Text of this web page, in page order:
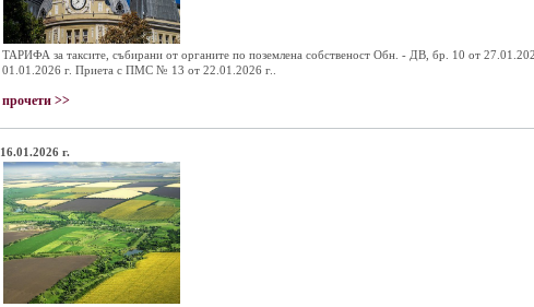
ТАРИФА за таксите, събирани от органите по поземлена собственост Обн. - ДВ, бр. 10 от
01.01.2026 г. Приета с ПМС № 13 от 22.01.2026 г..
прочети >>
16.01.2026 г.